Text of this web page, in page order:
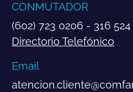
CONMUTADOR
(602) 723 0206 - 316 524
Directorio Telefónico
Email